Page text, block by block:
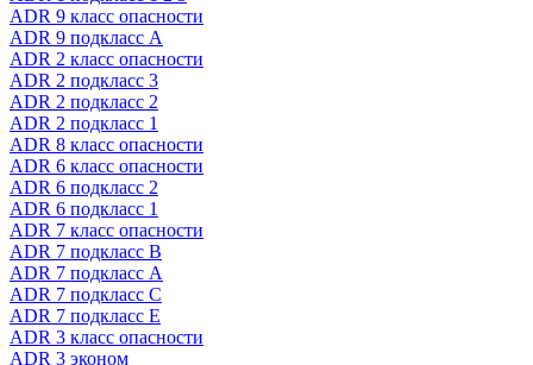
ADR 9 класс опасности
ADR 9 подкласс A
ADR 2 класс опасности
ADR 2 подкласс 3
ADR 2 подкласс 2
ADR 2 подкласс 1
ADR 8 класс опасности
ADR 6 класс опасности
ADR 6 подкласс 2
ADR 6 подкласс 1
ADR 7 класс опасности
ADR 7 подкласс B
ADR 7 подкласс A
ADR 7 подкласс C
ADR 7 подкласс E
ADR 3 класс опасности
ADR 3 эконом